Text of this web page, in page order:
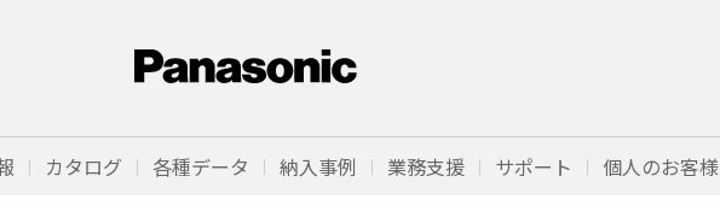
カタログ 各種データ 納入事例 業務支援 サポート 個人のお客様